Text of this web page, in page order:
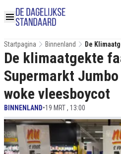
Startpagina Binnenland
De
De klimaatgekte
Supermarkt
woke vleesboycot
BINNENLAND•19 MRT , 13:00